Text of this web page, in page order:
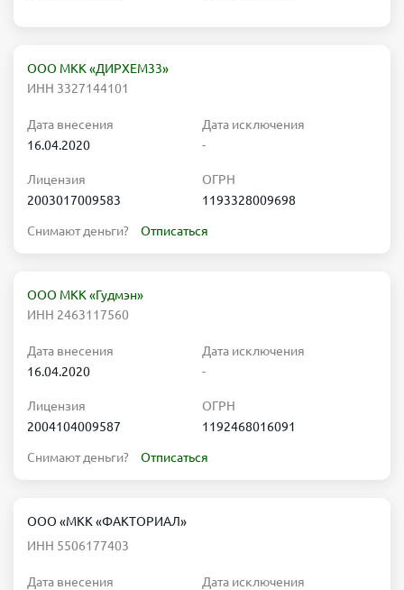
ООО МКК «ДИРХЕМ33»
ИНН 3327144101
Дата внесения
16.04.2020
Дата исключения
-
Лицензия
2003017009583
ОГРН
1193328009698
Снимают деньги? Отписаться
ООО МКК «Гудмэн»
ИНН 2463117560
Дата внесения
16.04.2020
Дата исключения
-
Лицензия
2004104009587
ОГРН
1192468016091
Снимают деньги? Отписаться
ООО «МКК «ФАКТОРИАЛ»
ИНН 5506177403
Дата внесения
Дата исключения